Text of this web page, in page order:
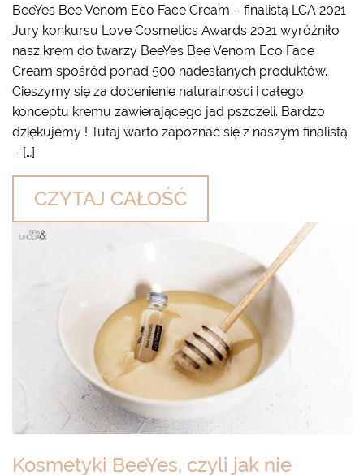
BeeYes Bee Venom Eco Face Cream – finalistą LCA 2021
Jury konkursu Love Cosmetics Awards 2021 wyróżniło
nasz krem do twarzy BeeYes Bee Venom Eco Face
Cream spośród ponad 500 nadesłanych produktów.
Cieszymy się za docenienie naturalności i całego
konceptu kremu zawierającego jad pszczeli. Bardzo
dziękujemy ! Tutaj warto zapoznać się z naszym finalistą
– […]
CZYTAJ CAŁOŚĆ
Kosmetyki BeeYes, czyli jak nie